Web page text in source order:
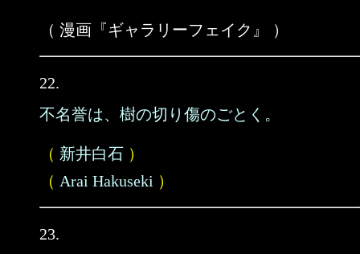
（ 漫画『ギャラリーフェイク』 ）
22.
不名誉は、樹の切り傷のごとく。
（ 新井白石 ）
（ Arai Hakuseki ）
23.